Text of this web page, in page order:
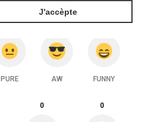
0
PURE
0
AW
0
FUNNY
0 0
J'accèpte